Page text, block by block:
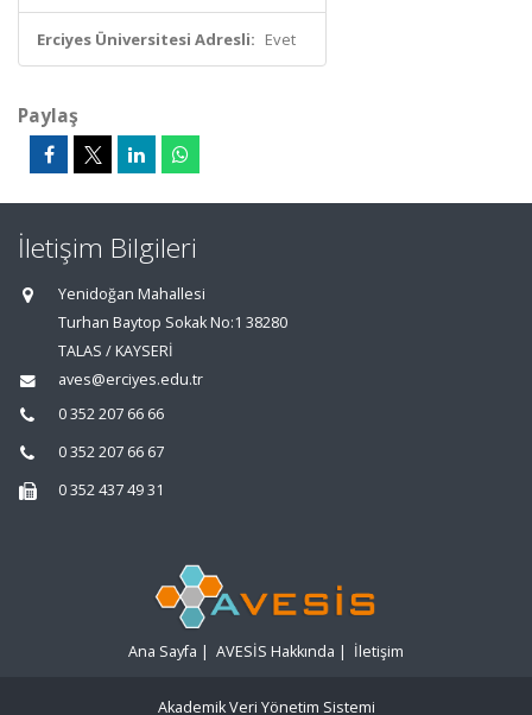
Erciyes Üniversitesi Adresli: Evet
Paylaş
İletişim Bilgileri
Yenidoğan Mahallesi
Turhan Baytop Sokak No:1 38280
TALAS / KAYSERİ
aves@erciyes.edu.tr
0 352 207 66 66
0 352 207 66 67
0 352 437 49 31
Ana Sayfa | AVESİS Hakkında | İletişim
Akademik Veri Yönetim Sistemi